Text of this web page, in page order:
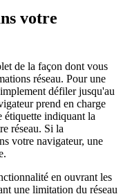
y compris les
votre
de la façon dont vous
réseau. Pour une
défiler jusqu'au
prend en charge
indiquant la
réseau. Si la
votre navigateur, une